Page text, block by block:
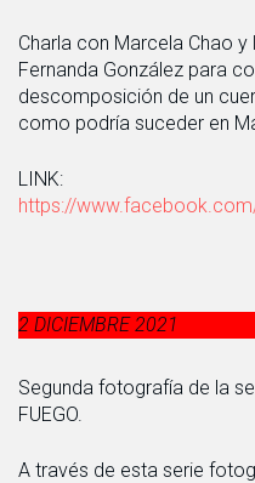
Charla con Marcela Chao
Fernanda González para
descomposición de un
como podría suceder en
LINK:
https://
2 DICIEMBRE 2021
Segunda fotografía de la
FUEGO.
A través de esta serie